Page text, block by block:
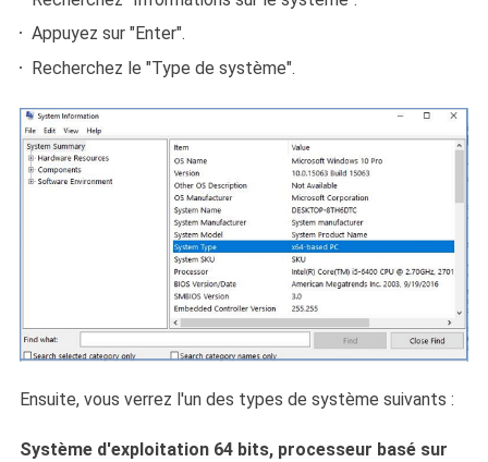
Appuyez sur "Enter".
Recherchez le "Type de système".
Ensuite, vous verrez l'un des types de système suivants :
Système d'exploitation 64 bits, processeur basé sur